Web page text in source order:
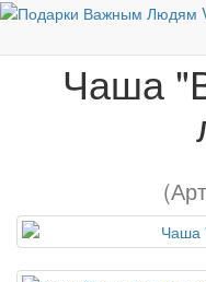
Чаша